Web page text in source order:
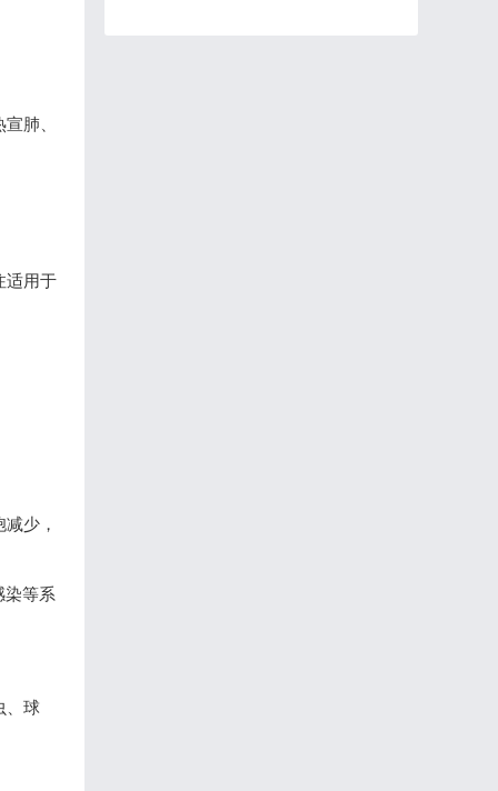
肺、
适用于
少，
染等系
、球